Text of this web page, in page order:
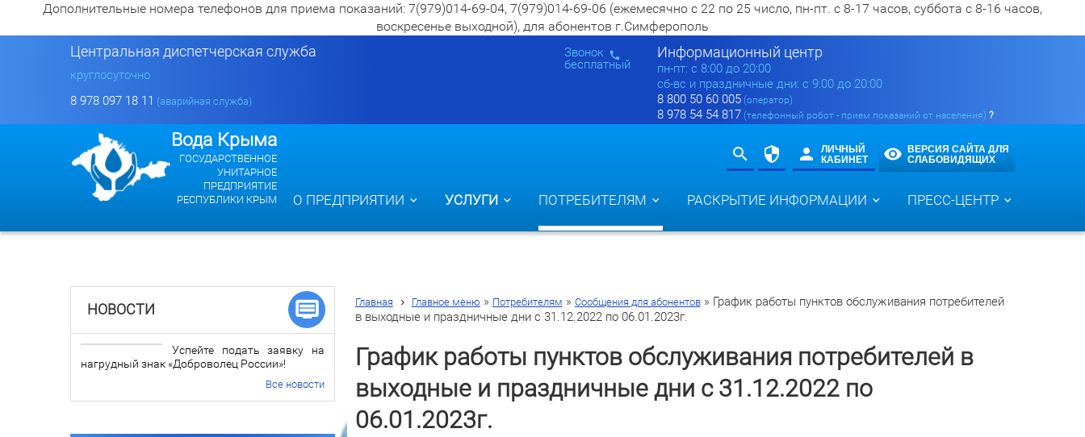
Дополнительные номера телефонов для приема показаний: 7(979)014-69-04, 7(979)014-69-06 (ежемесячно с 22 по 25 число, пн-пт. с 8-17 часов, суббота с 8-16 часов,
воскресенье выходной), для абонентов г.Симферополь
Информационный центр
пн-пт: c 8:00 до 20:00
сб-вс и праздничные дни: с 9:00 до 20:00
8 800 50 60 005 (оператор)
8 978 54 54 817 (телефонный робот - прием показаний от населения) ?
Звонок
бесплатный
Центральная диспетчерская служба
круглосуточно
8 978 097 18 11 (аварийная служба)
Вода Крыма
ГОСУДАРСТВЕННОЕ
УНИТАРНОЕ
ПРЕДПРИЯТИЕ
РЕСПУБЛИКИ КРЫМ
ЛИЧНЫЙ
КАБИНЕТ
ВЕРСИЯ САЙТА ДЛЯ
СЛАБОВИДЯЩИХ
О ПРЕДПРИЯТИИ УСЛУГИ ПОТРЕБИТЕЛЯМ РАСКРЫТИЕ ИНФОРМАЦИИ ПРЕСС-ЦЕНТР
Главная Главное меню » Потребителям » Сообщения для абонентов» График работы пунктов обслуживания потребителей
в выходные и праздничные дни с 31.12.2022 по 06.01.2023г.
График работы пунктов обслуживания потребителей в
выходные и праздничные дни с 31.12.2022 по
06.01.2023г.
НОВОСТИ
Успейте подать заявку на
нагрудный знак «Доброволец России»!
Все новости